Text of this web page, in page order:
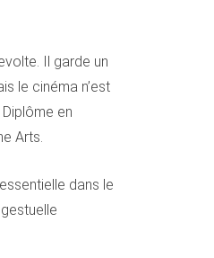
Il garde un
le cinéma n’est
en
Arts.
dans le